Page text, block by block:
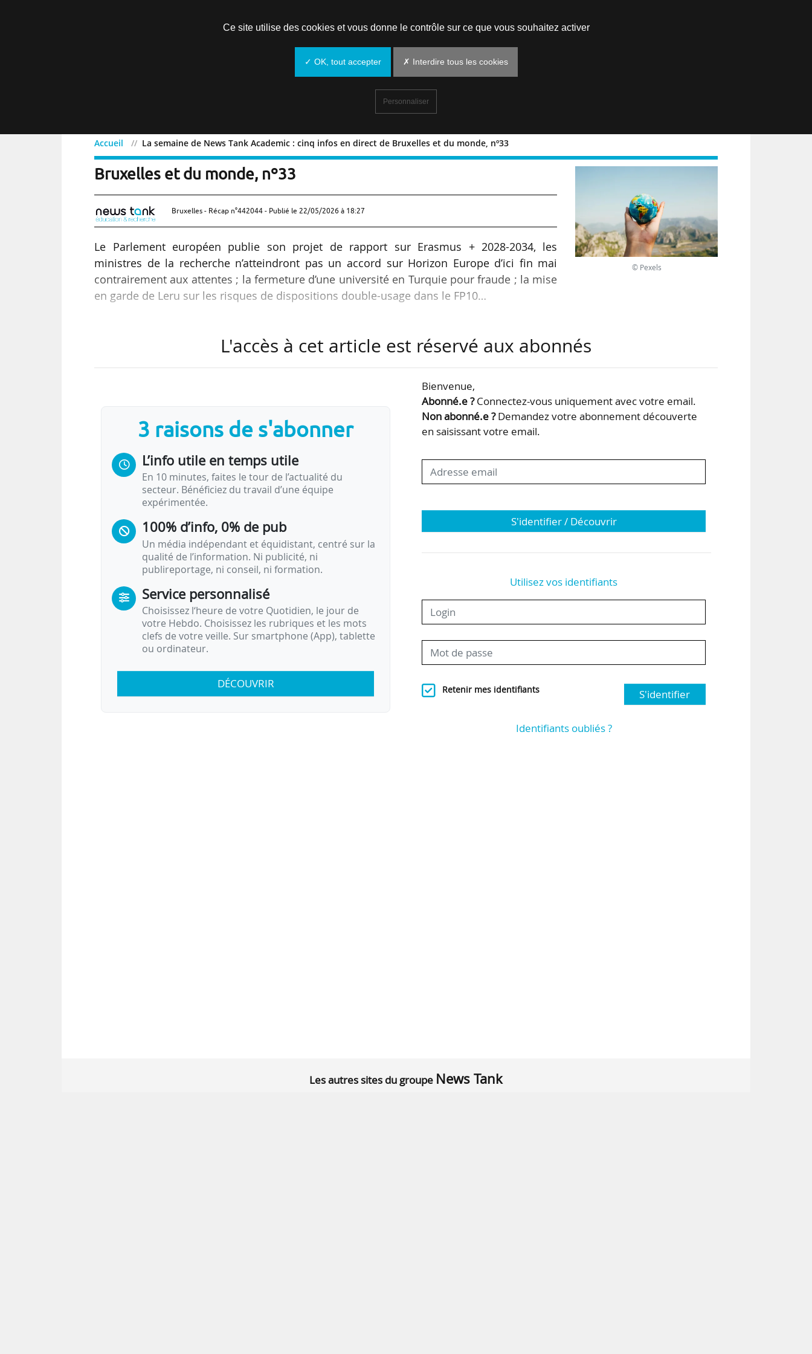
Accueil La semaine de News Tank Academic : cinq infos en direct de Bruxelles et du monde, nº33
La semaine de News Tank Academic : cinq infos en direct de
Bruxelles et du monde, nº33
Bruxelles - Récap n°442044 - Publié le 22/05/2026 à 18:27
Le Parlement européen publie son projet de rapport sur Erasmus + 2028-2034, les
ministres de la recherche n’atteindront pas un accord sur Horizon Europe d’ici fin mai
contrairement aux attentes ; la fermeture d’une université en Turquie pour fraude ; la mise
en garde de Leru sur les risques de dispositions double-usage dans le FP10…
semaine (du 18 au 22/05/2026) sur News Tank Academic, notre média en anglais qui traite
Pour accéder à l’intégralité de ces articles et en lire beaucoup d’autres, en anglais, il suffit
de demander un abonnement complémentaire …
© Pexels
L'accès à cet article est réservé aux abonnés
3 raisons de s'abonner
L’info utile en temps utile
En 10 minutes, faites le tour de l’actualité du
secteur. Bénéficiez du travail d’une équipe
expérimentée.
100% d’info, 0% de pub
Un média indépendant et équidistant, centré sur la
qualité de l’information. Ni publicité, ni
publireportage, ni conseil, ni formation.
Service personnalisé
Choisissez l‘heure de votre Quotidien, le jour de
votre Hebdo. Choisissez les rubriques et les mots
clefs de votre veille. Sur smartphone (App), tablette
ou ordinateur.
DÉCOUVRIR
Bienvenue,
Abonné.e ?Connectez-vous uniquement avec votre email.
Non abonné.e ?Demandez votre abonnement découverte
en saisissant votre email.
S'identifier / Découvrir
Utilisez vos identifiants
Retenir mes identifiants S'identifier
Identifiants oubliés ?
Les autres sites du groupe News Tank
Ce site utilise des cookies et vous donne le contrôle sur ce que vous souhaitez activer
✓ OK, tout accepter ✗ Interdire tous les cookies
Personnaliser